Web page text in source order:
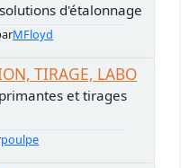
d'étalonnage
MFloyd
TIRAGE, LABO
et tirages
poulpe